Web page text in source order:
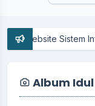
Sistem Informasi
Album